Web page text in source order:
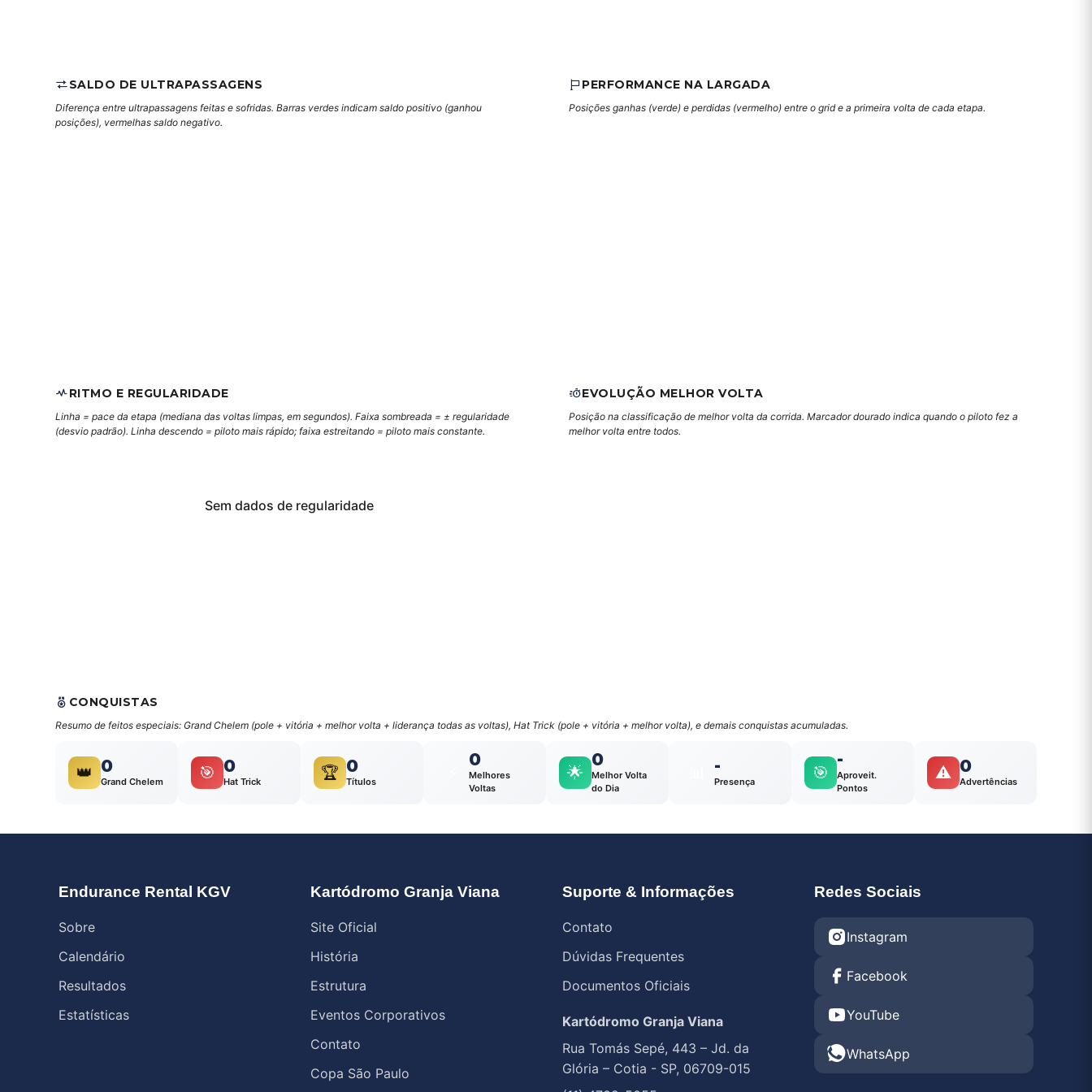
SALDO DE ULTRAPASSAGENS
Diferença entre ultrapassagens feitas e sofridas. Barras verdes indicam saldo positivo (ganhou
posições), vermelhas saldo negativo.
PERFORMANCE NA LARGADA
Posições ganhas (verde) e perdidas (vermelho) entre o grid e a primeira volta de cada etapa.
RITMO E REGULARIDADE
Linha = pace da etapa (mediana das voltas limpas, em segundos). Faixa sombreada = ± regularidade
(desvio padrão). Linha descendo = piloto mais rápido; faixa estreitando = piloto mais constante.
Sem dados de regularidade
EVOLUÇÃO MELHOR VOLTA
Posição na classificação de melhor volta da corrida. Marcador dourado indica quando o piloto fez a
melhor volta entre todos.
CONQUISTAS
Resumo de feitos especiais: Grand Chelem (pole + vitória + melhor volta + liderança todas as voltas), Hat Trick (pole + vitória + melhor volta), e demais conquistas acumuladas.
👑 0
Grand Chelem 🎯 0
Hat Trick 🏆 0
Títulos
0
Melhores
Voltas
🌟
0
Melhor Volta
do Dia
-
Presença 🎯
-
Aproveit.
Pontos
⚠️ 0
Advertências
Endurance Rental KGV
Sobre
Calendário
Resultados
Estatísticas
Kartódromo Granja Viana
Site Oficial
História
Estrutura
Eventos Corporativos
Contato
Copa São Paulo
Suporte & Informações
Contato
Dúvidas Frequentes
Documentos Oficiais
Kartódromo Granja Viana
Rua Tomás Sepé, 443 – Jd. da
Glória – Cotia - SP, 06709-015
Redes Sociais
Instagram
Facebook
YouTube
WhatsApp